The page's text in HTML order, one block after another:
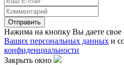
Отправить
Нажима на кнопку Вы даете свое
Ваших персональных данных и
конфиденциальности
Закрыть окно